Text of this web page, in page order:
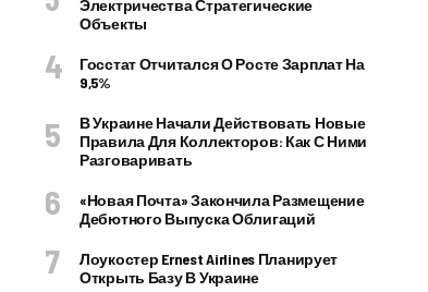
Электричества Стратегические
Объекты
Госстат Отчитался О Росте Зарплат На
9,5%
В Украине Начали Действовать Новые
Правила Для Коллекторов: Как С Ними
Разговаривать
«Новая Почта» Закончила Размещение
Дебютного Выпуска Облигаций
Лоукостер Ernest Airlines Планирует
Открыть Базу В Украине